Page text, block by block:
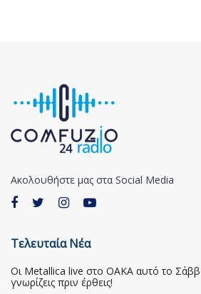
Ακολουθήστε μας στα Social Media
Τελευταία Νέα
Οι Metallica live στο ΟΑΚΑ αυτό το
γνωρίζεις πριν έρθεις!